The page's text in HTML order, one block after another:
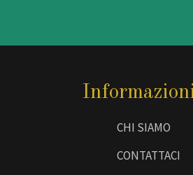
CHI SIAMO
CONTATTACI